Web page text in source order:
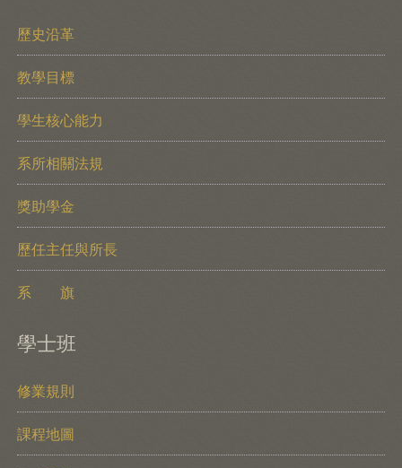
歷史沿革
教學目標
學生核心能力
系所相關法規
獎助學金
歷任主任與所長
系 旗
學士班
修業規則
課程地圖